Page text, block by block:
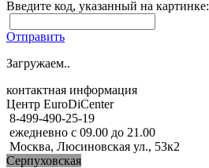
Введите код, указанный на картинке:
Отправить
Загружаем..
контактная информация
Центр EuroDiCenter
8-499-490-25-19
ежедневно с 09.00 до 21.00
Москва, Люсиновская ул., 53к2
Серпуховская